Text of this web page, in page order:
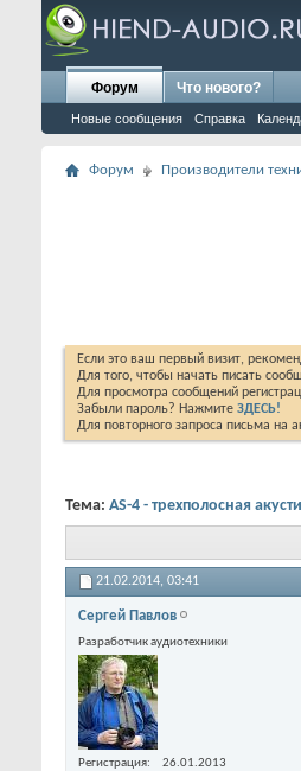
Форум
Новые сообщения Справка
Что нового?
Форум Производители
Если это ваш первый визит,
Для того, чтобы начать писать
Для просмотра сообщений
Забыли пароль? Нажмите ЗДЕСЬ!
Для повторного запроса письма на
Тема: AS-4 - трехполосная
21.02.2014, 03:41
Сергей Павлов
Разработчик аудиотехники
Регистрация
26.01.2013